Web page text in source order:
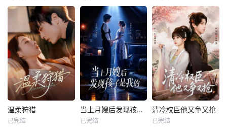
温柔狩猎
已完结
当上月嫂后发现孩子是我的
已完结
清冷权臣他又争又抢
已完结